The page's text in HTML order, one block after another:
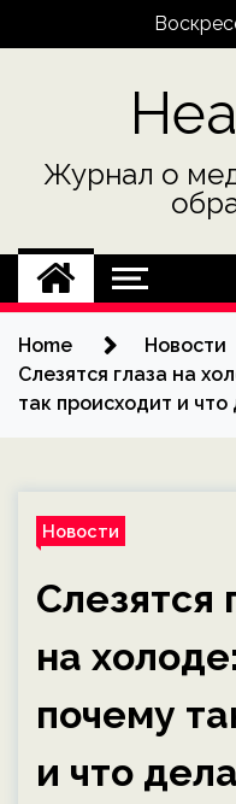
Журнал о
Home
Новости
Слезятся глаза на
так происходит и что
Новости
Слезятся
на
почему
и что